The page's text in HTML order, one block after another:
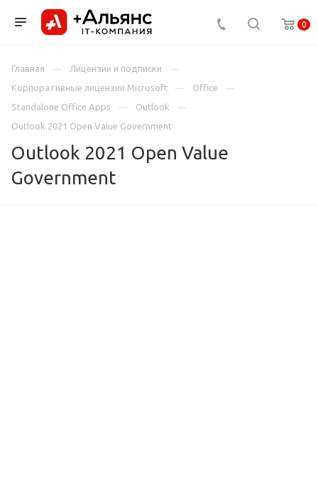
0
Главная
Лицензии и подписки
Корпоративные лицензии Microsoft
Office
Standalone Office Apps
Outlook
Outlook 2021 Open Value Government
Outlook 2021 Open Value
Government